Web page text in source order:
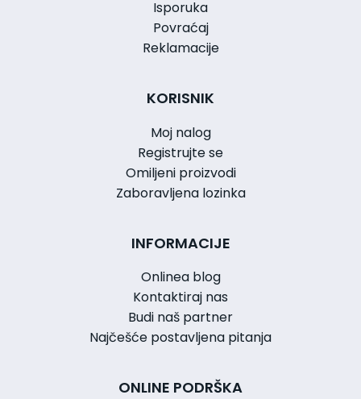
Isporuka
Povraćaj
Reklamacije
KORISNIK
Moj nalog
Registrujte se
Omiljeni proizvodi
Zaboravljena lozinka
INFORMACIJE
Onlinea blog
Kontaktiraj nas
Budi naš partner
Najčešće postavljena pitanja
ONLINE PODRŠKA